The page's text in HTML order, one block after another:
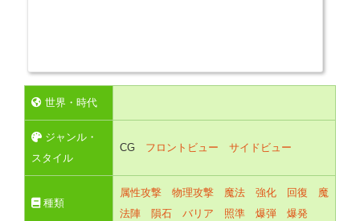
世界・時代
ジャンル・
スタイル
CG フロントビュー サイドビュー
種類
属性攻撃 物理攻撃 魔法 強化 回復
魔
法陣
隕石 バリア 照準 爆弾 爆発